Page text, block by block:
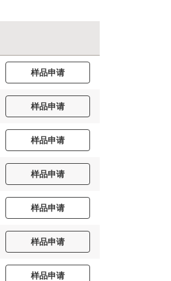
样品申请
样品申请
样品申请
样品申请
样品申请
样品申请
样品申请